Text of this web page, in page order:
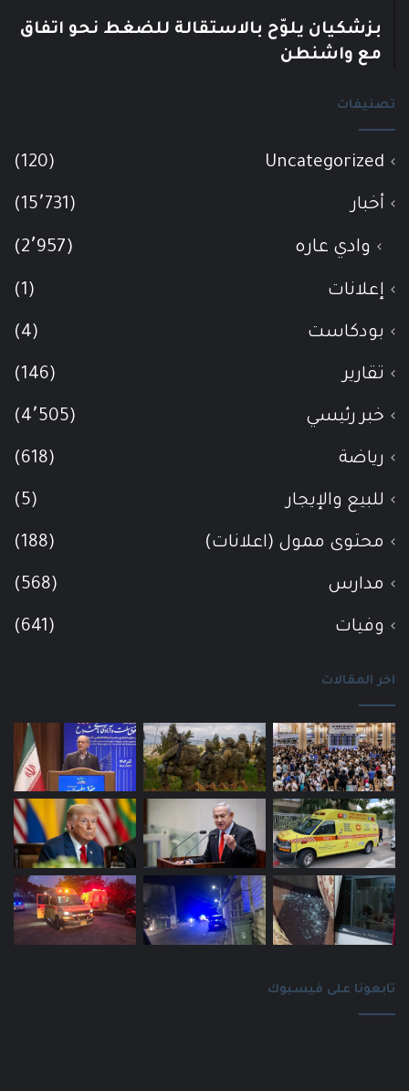
بزشكيان يلوّح بالاستقالة للضغط نحو اتفاق
مع واشنطن
تصنيفات
Uncategorized
(120)
أخبار (15٬731)
وادي عاره (2٬957)
إعلانات (1)
بودكاست (4)
تقارير (146)
خبر رئيسي (4٬505)
رياضة (618)
للبيع والإيجار (5)
محتوى ممول (اعلانات) (188)
مدارس (568)
وفيات (641)
اخر المقالات
تابعونا على فيسبوك